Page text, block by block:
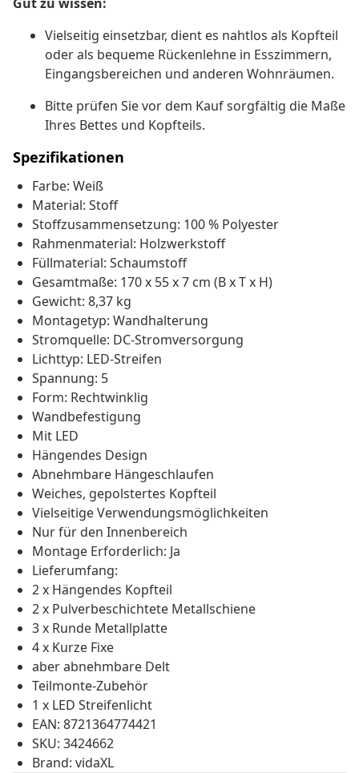
Vielseitig einsetzbar, dient es nahtlos als Kopfteil
oder als bequeme Rückenlehne in Esszimmern,
Eingangsbereichen und anderen Wohnräumen.
Bitte prüfen Sie vor dem Kauf sorgfältig die Maße
Ihres Bettes und Kopfteils.
Spezifikationen
Farbe: Weiß
Material: Stoff
Stoffzusammensetzung: 100 % Polyester
Rahmenmaterial: Holzwerkstoff
Füllmaterial: Schaumstoff
Gesamtmaße: 170 x 55 x 7 cm (B x T x H)
Gewicht: 8,37 kg
Montagetyp: Wandhalterung
Stromquelle: DC-Stromversorgung
Lichttyp: LED-Streifen
Spannung: 5
Form: Rechtwinklig
Wandbefestigung
Mit LED
Hängendes Design
Abnehmbare Hängeschlaufen
Weiches, gepolstertes Kopfteil
Vielseitige Verwendungsmöglichkeiten
Nur für den Innenbereich
Montage Erforderlich: Ja
Lieferumfang:
2 x Hängendes Kopfteil
2 x Pulverbeschichtete Metallschiene
3 x Runde Metallplatte
4 x Kurze Fixe
aber abnehmbare Delt
Teilmonte-Zubehör
1 x LED Streifenlicht
EAN: 8721364774421
SKU: 3424662
Brand: vidaXL